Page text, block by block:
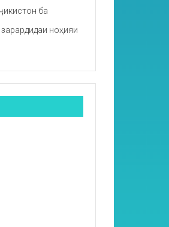
ба
ноҳияи